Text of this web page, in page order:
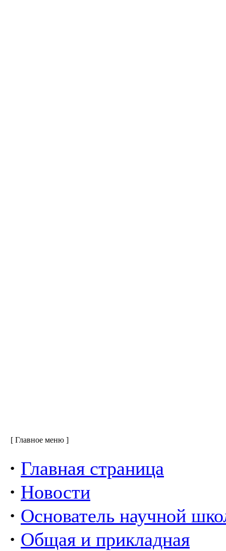
[ Главное меню ]
· Главная страница
· Новости
· Основатель научной
· Общая и прикладная